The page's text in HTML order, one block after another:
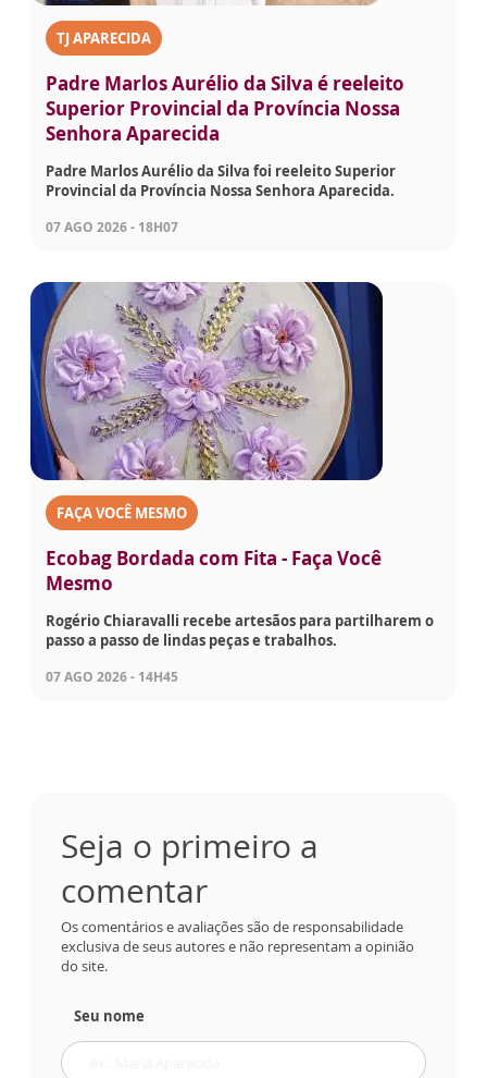
TJ APARECIDA
Padre Marlos Aurélio da Silva é reeleito
Superior Provincial da Província Nossa
Senhora Aparecida
Padre Marlos Aurélio da Silva foi reeleito Superior
Provincial da Província Nossa Senhora Aparecida.
07 AGO 2026 - 18H07
FAÇA VOCÊ MESMO
Ecobag Bordada com Fita - Faça Você
Mesmo
Rogério Chiaravalli recebe artesãos para partilharem o
passo a passo de lindas peças e trabalhos.
07 AGO 2026 - 14H45
Seja o primeiro a
comentar
Os comentários e avaliações são de responsabilidade
exclusiva de seus autores e não representam a opinião
do site.
Seu nome